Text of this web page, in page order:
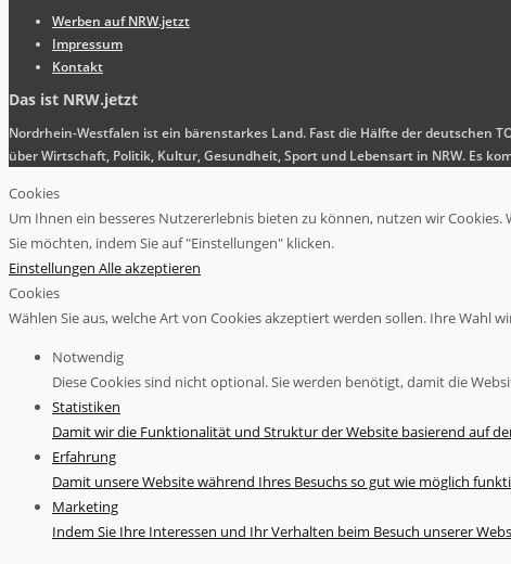
Werben auf NRW.jetzt
Impressum
Kontakt
Das ist NRW.jetzt
Nordrhein-Westfalen ist ein bärenstarkes Land. Fast die Hälfte der deutschen
über Wirtschaft, Politik, Kultur, Gesundheit, Sport und Lebensart in NRW. Es
Cookies
Um Ihnen ein besseres Nutzererlebnis bieten zu können, nutzen wir
Sie möchten, indem Sie auf "Einstellungen" klicken.
Einstellungen Alle akzeptieren
Cookies
Wählen Sie aus, welche Art von Cookies akzeptiert werden sollen. Ihre Wahl
Notwendig
Diese Cookies sind nicht optional. Sie werden benötigt, damit die
Statistiken
Damit wir die Funktionalität und Struktur der Website basierend auf
Erfahrung
Damit unsere Website während Ihres Besuchs so gut wie möglich
Marketing
Indem Sie Ihre Interessen und Ihr Verhalten beim Besuch unserer